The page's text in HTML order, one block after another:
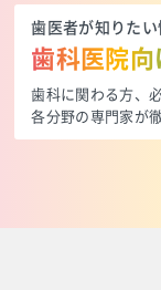
歯医者が知りたい
歯科医院
歯科に関わる方、
各分野の専門家が